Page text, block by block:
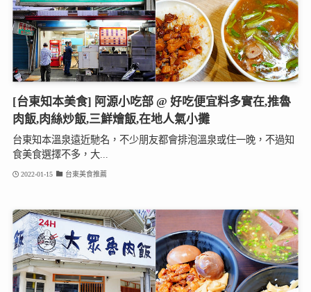
[台東知本美食] 阿源小吃部 @ 好吃便宜料多實在,推魯
肉飯,肉絲炒飯,三鮮燴飯,在地人氣小攤
台東知本溫泉遠近馳名，不少朋友都會排泡溫泉或住一晚，不過知
食美食選擇不多，大...
2022-01-15 台東美食推薦